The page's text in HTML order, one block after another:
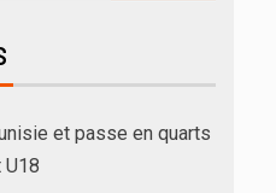
et passe en quarts
U18